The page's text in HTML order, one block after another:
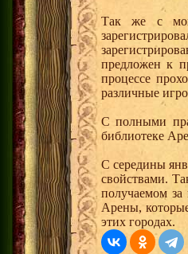
Так же с
предложен к
процессе
различные
С полными
библиотеке
С середины
свойствами.
получаемом
Арены,
этих городах.